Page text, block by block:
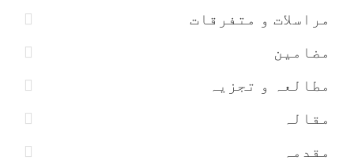
مراسلات و متفرقات
مضامین
مطالعہ و تجزیہ
مقالہ
مقدمہ